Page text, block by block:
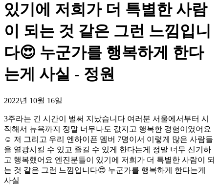
있기에 저희가 더 특별한 사람
이 되는 것 같은 그런 느낌입니
다😍 누군가를 행복하게 한다
는게 사실 - 정원
2022년 10월 16일
3주라는 긴 시간이 벌써 지났습니다 여러분 서울에서부터 시
작해서 뉴욕까지 정말 너무나도 값지고 행복한 경험이였어요
☺️ 저 그리고 우리 엔하이픈 멤버 7명이서 이렇게 많은 사람들
을 열광시킬 수 있고 즐길 수 있게 한다는게 정말 너무 신기하
고 행복했어요 엔진분들이 있기에 저희가 더 특별한 사람이 되
는 것 같은 그런 느낌입니다😍 누군가를 행복하게 한다는게
사실